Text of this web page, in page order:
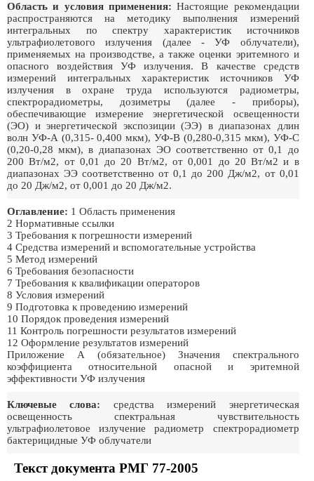
Область и условия применения: Настоящие рекомендации
распространяются на методику выполнения измерений
интегральных по спектру характеристик источников
ультрафиолетового излучения (далее - УФ облучатели),
применяемых на производстве, а также оценки эритемного и
опасного воздействия УФ излучения. В качестве средств
измерений интегральных характеристик источников УФ
излучения в охране труда используются радиометры,
спектрорадиометры, дозиметры (далее - приборы),
обеспечивающие измерение энергетической освещенности
(ЭО) и энергетической экспозиции (ЭЭ) в диапазонах длин
волн УФ-А (0,315- 0,400 мкм), УФ-В (0,280-0,315 мкм), УФ-С
(0,20-0,28 мкм), в диапазонах ЭО соответственно от 0,1 до
200 Вт/м2, от 0,01 до 20 Вт/м2, от 0,001 до 20 Вт/м2 и в
диапазонах ЭЭ соответственно от 0,1 до 200 Дж/м2, от 0,01
до 20 Дж/м2, от 0,001 до 20 Дж/м2.
Оглавление: 1 Область применения
2 Нормативные ссылки
3 Требования к погрешности измерений
4 Средства измерений и вспомогательные устройства
5 Метод измерений
6 Требования безопасности
7 Требования к квалификации операторов
8 Условия измерений
9 Подготовка к проведению измерений
10 Порядок проведения измерений
11 Контроль погрешности результатов измерений
12 Оформление результатов измерений
Приложение А (обязательное) Значения спектрального
коэффициента относительной опасной и эритемной
эффективности УФ излучения
Ключевые слова: средства измерений энергетическая
освещенность спектральная чувствительность
ультрафиолетовое излучение радиометр спектрорадиометр
бактерицидные УФ облучатели
Текст документа РМГ 77-2005